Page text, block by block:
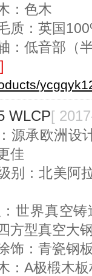
：色木
质：英国
：低音部（
WLCP[
源承欧洲设
佳
别：北美阿
世界真空
方型真空大
饰：青瓷钢
：A极椴木板